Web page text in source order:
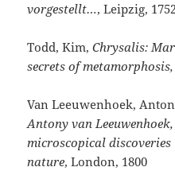
vorgestellt…, Leipzig,
Todd, Kim,Chrysalis:
secrets of
Van Leeuwenhoek,
Antony van
microscopical
nature, London, 1800